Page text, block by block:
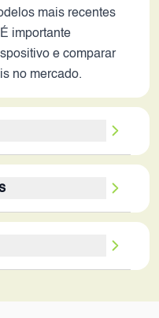
mais recentes
importante
e comparar
no mercado.
Se o valor for
smartphones mais
câmera, pode ser
são a tela
buscam um
e amplo